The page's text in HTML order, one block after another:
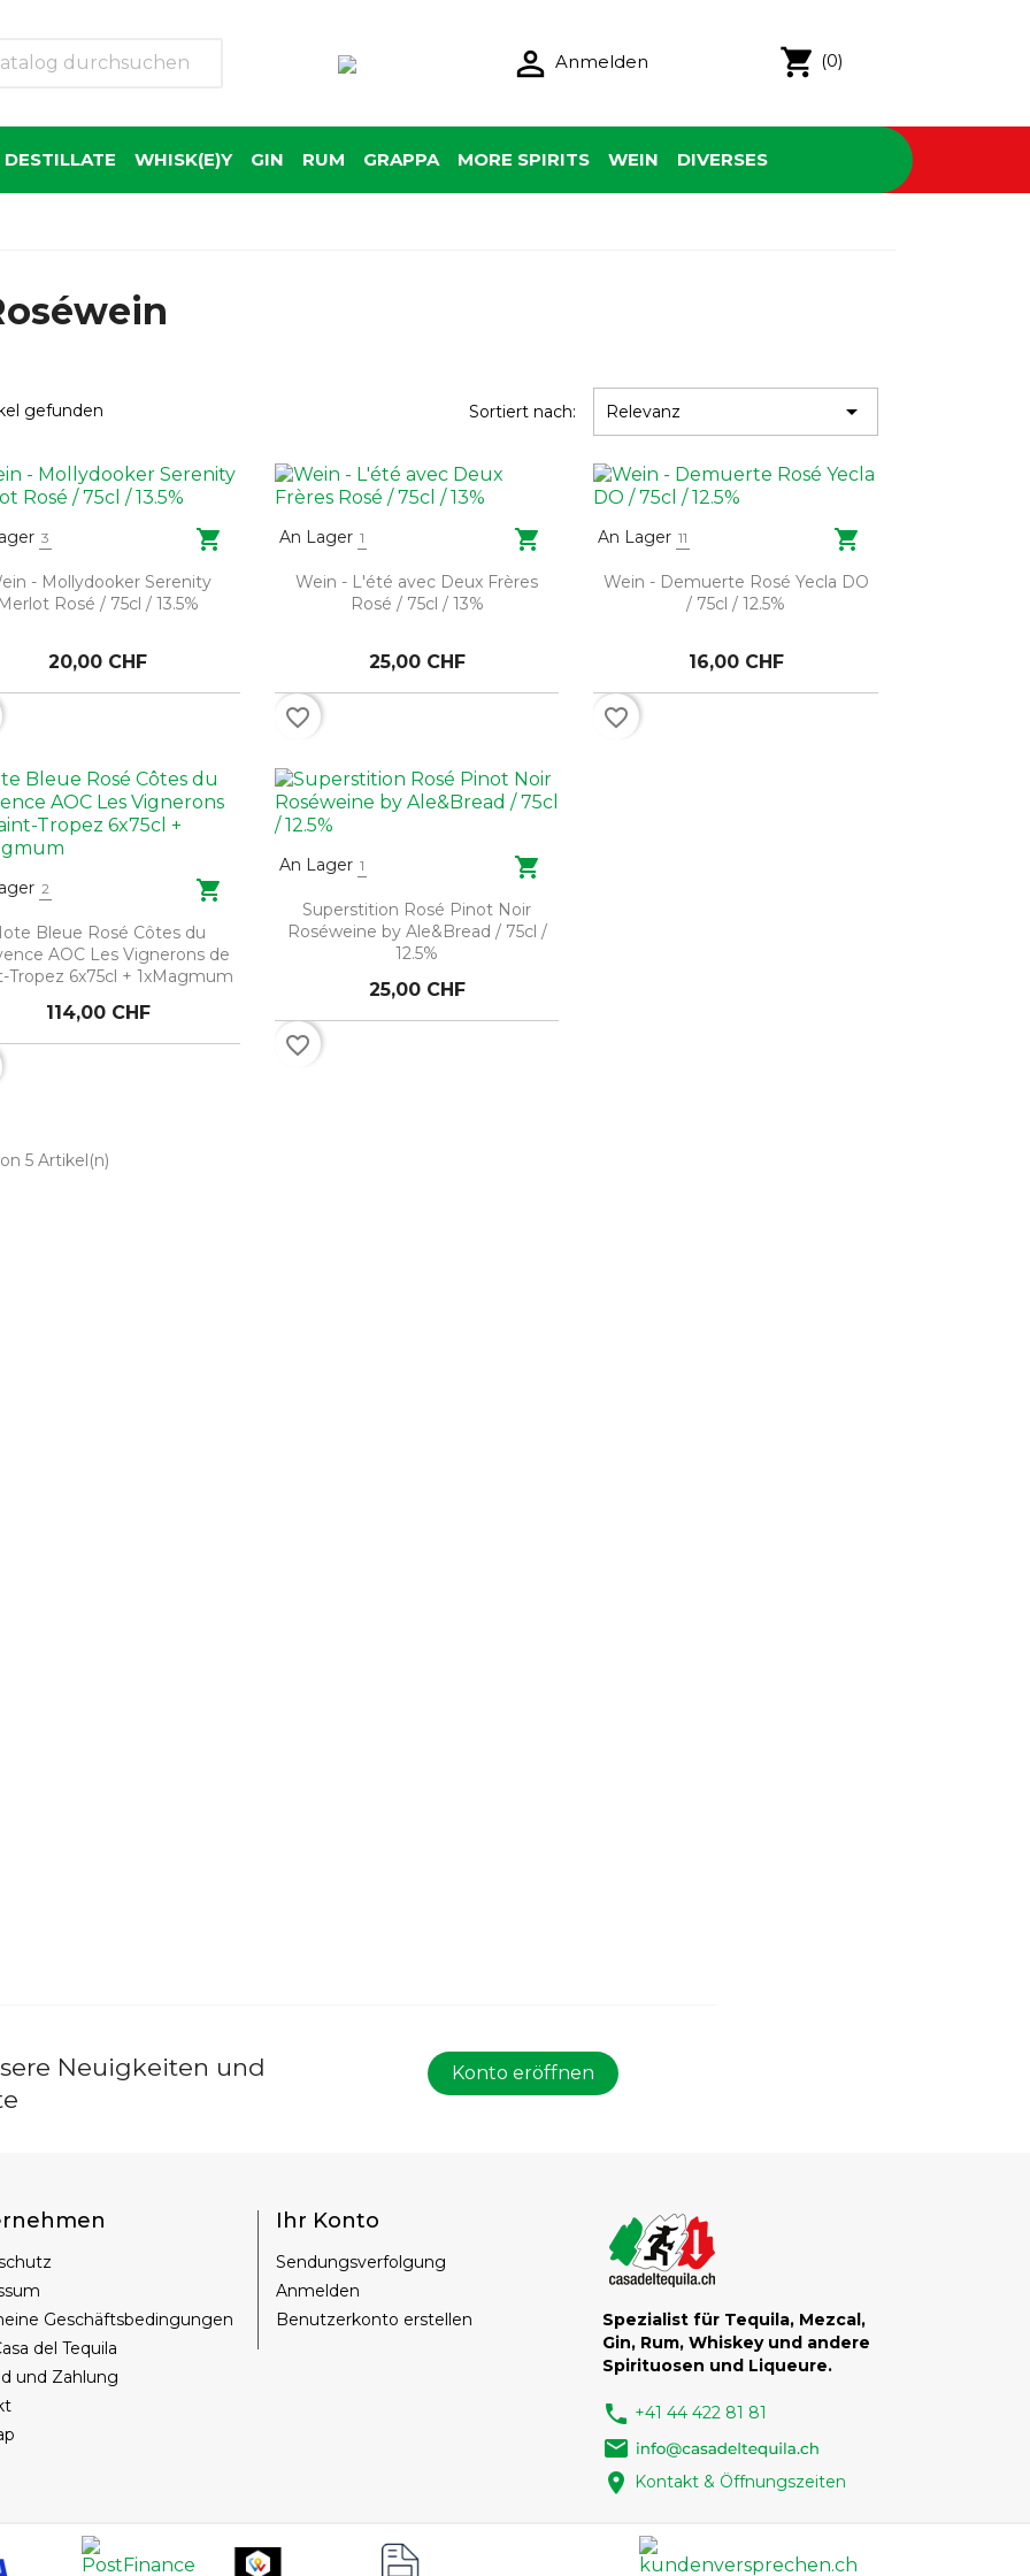
 Anmelden shopping_cart (0)
WHISK(E)Y GIN RUM GRAPPA MORE SPIRITS WEIN DIVERSES
gefunden Sortiert nach: Relevanz 
3 
- Mollydooker Serenity
Merlot Rosé / 75cl / 13.5%
20,00 CHF
An Lager 1 
Wein - L'été avec Deux Frères
Rosé / 75cl / 13%
25,00 CHF
favorite_border
An Lager 11 
Wein - Demuerte Rosé Yecla DO
/ 75cl / 12.5%
16,00 CHF
favorite_border
2 
Bleue Rosé Côtes du
AOC Les Vignerons de
Tropez 6x75cl + 1xMagmum
114,00 CHF
An Lager 1 
Superstition Rosé Pinot Noir
Roséweine by Ale&Bread / 75cl /
12.5%
25,00 CHF
favorite_border
5 Artikel(n)
Neuigkeiten und
Konto eröffnen
Geschäftsbedingungen
del Tequila
und Zahlung
Ihr Konto
Sendungsverfolgung
Anmelden
Benutzerkonto erstellen
Spezialist für Tequila, Mezcal,
Gin, Rum, Whiskey und andere
Spirituosen und Liqueure.
phone +41 44 422 81 81
email
location_on Kontakt & Öffnungszeiten